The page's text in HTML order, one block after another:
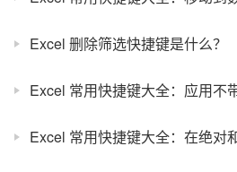
Excel 删除筛选快捷键是什么？
Excel 常用快捷键大全：应用不